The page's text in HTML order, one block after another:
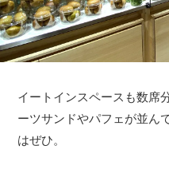
イートインスペースも数席
ーツサンドやパフェが並ん
はぜひ。